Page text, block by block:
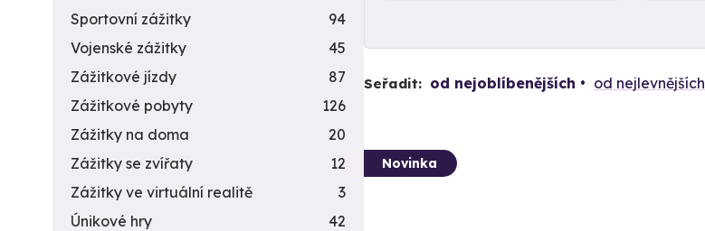
Seřadit: od nejoblíbenějších od nejlevnějších
Novinka
Sportovní zážitky
94
Vojenské zážitky
45
Zážitkové jízdy
87
Zážitkové pobyty
126
Zážitky na doma
20
Zážitky se zvířaty
12
Zážitky ve virtuální realitě
3
Únikové hry
42